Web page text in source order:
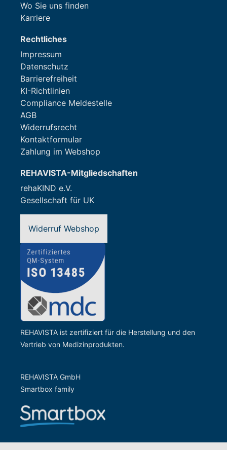
Wo Sie uns finden
Karriere
Rechtliches
Impressum
Datenschutz
Barrierefreiheit
KI-Richtlinien
Compliance Meldestelle
AGB
Widerrufsrecht
Kontaktformular
Zahlung im Webshop
REHAVISTA-Mitgliedschaften
rehaKIND e.V.
Gesellschaft für UK
Widerruf Webshop
REHAVISTA ist zertifiziert für die Herstellung und den
Vertrieb von Medizinprodukten.
REHAVISTA GmbH
Smartbox family